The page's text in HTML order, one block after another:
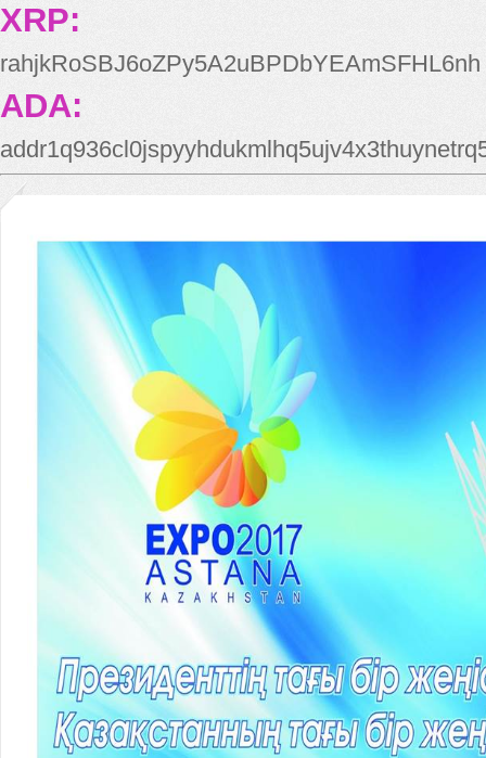
XRP:
rahjkRoSBJ6oZPy5A2uBPDbYEAmSFHL6nh
ADA: